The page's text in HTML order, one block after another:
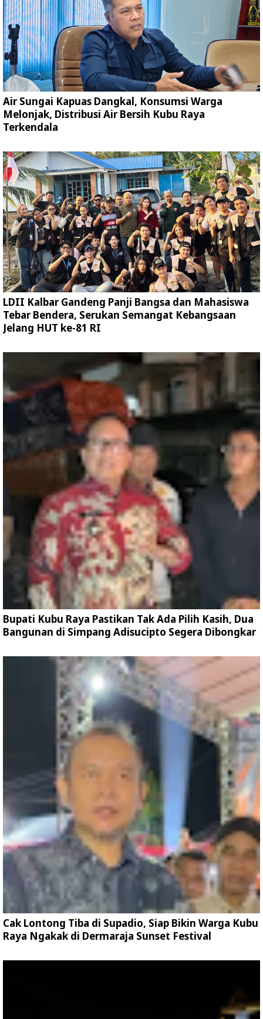
Air Sungai Kapuas Dangkal, Konsumsi Warga
Melonjak, Distribusi Air Bersih Kubu Raya
Terkendala
LDII Kalbar Gandeng Panji Bangsa dan Mahasiswa
Tebar Bendera, Serukan Semangat Kebangsaan
Jelang HUT ke-81 RI
Bupati Kubu Raya Pastikan Tak Ada Pilih Kasih, Dua
Bangunan di Simpang Adisucipto Segera Dibongkar
Cak Lontong Tiba di Supadio, Siap Bikin Warga Kubu
Raya Ngakak di Dermaraja Sunset Festival